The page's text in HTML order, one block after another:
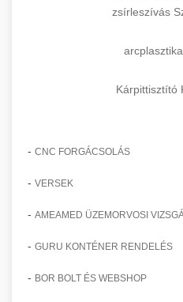
zsírleszívás
Kárpittisztító
- CNC FORGÁCSOLÁS
- VERSEK
- AMEAMED ÜZEMORVOSI
- GURU KONTÉNER RENDELÉS
- BOR BOLT ÉS WEBSHOP